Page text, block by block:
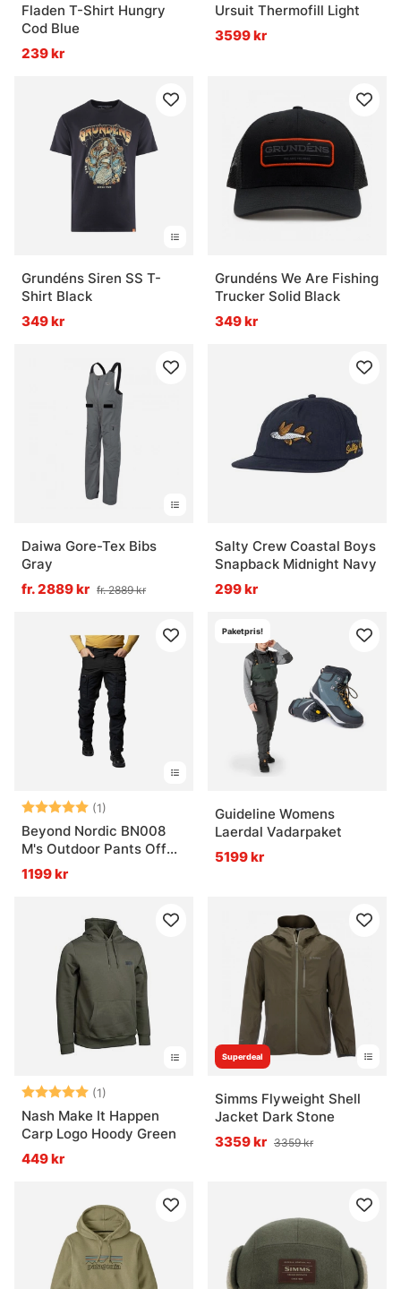
Fladen T-Shirt Hungry
Cod Blue
239 kr
Ursuit Thermofill Light
3599 kr
Grundéns Siren SS T-
Shirt Black
349 kr
Grundéns We Are Fishing
Trucker Solid Black
349 kr
Daiwa Gore-Tex Bibs
Gray
fr. 2889 kr fr. 2889 kr
Salty Crew Coastal Boys
Snapback Midnight Navy
299 kr
Betyg: (1)
5.0 utav 5 stjärnor
Beyond Nordic BN008
M's Outdoor Pants Off
Black
1199 kr
Paketpris!
Guideline Womens
Laerdal Vadarpaket
5199 kr
Betyg: (1)
5.0 utav 5 stjärnor
Nash Make It Happen
Carp Logo Hoody Green
449 kr
Superdeal
Simms Flyweight Shell
Jacket Dark Stone
3359 kr 3359 kr